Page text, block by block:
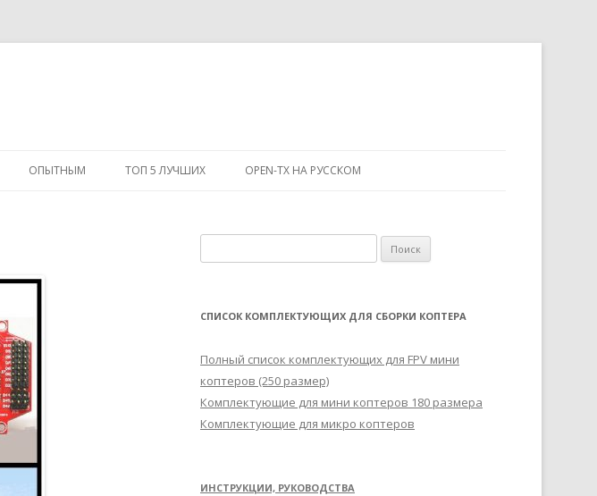
ОПЫТНЫМ ТОП 5 ЛУЧШИХ OPEN-TX НА РУССКОМ
а
т
:
СПИСОК КОМПЛЕКТУЮЩИХ ДЛЯ СБОРКИ КОПТЕРА
Полный список комплектующих для FPV мини
коптеров (250 размер)
Комплектующие для мини коптеров 180 размера
Комплектующие для микро коптеров
ИНСТРУКЦИИ, РУКОВОДСТВА